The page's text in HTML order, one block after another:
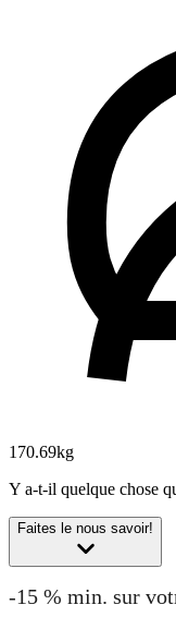
170.69kg
Y a-t-il quelque chose
Faites le nous savoir!
-15 % min. sur